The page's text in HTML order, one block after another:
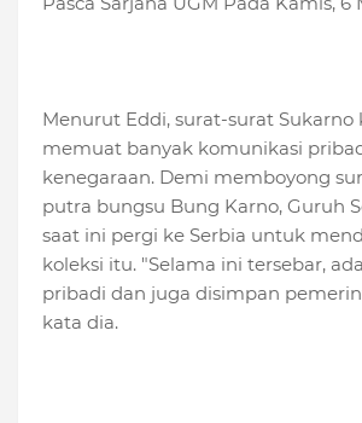
Menurut Eddi, surat-surat Sukarno
memuat banyak komunikasi
kenegaraan. Demi memboyong
putra bungsu Bung Karno, Guruh
saat ini pergi ke Serbia untuk
koleksi itu. "Selama ini tersebar,
pribadi dan juga disimpan
kata dia.